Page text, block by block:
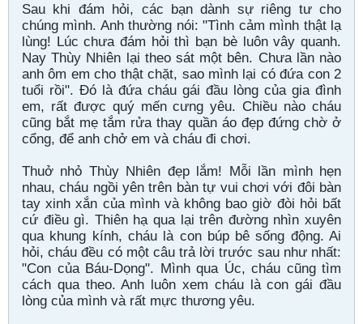
Sau khi đám hỏi, các bạn dành sự riêng tư cho
chúng mình. Anh thường nói: "Tình cảm mình thật lạ
lùng! Lúc chưa đám hỏi thì bạn bè luôn vây quanh.
Nay Thùy Nhiên lại theo sát một bên. Chưa lần nào
anh ôm em cho thật chặt, sao mình lại có đứa con 2
tuổi rồi". Đó là đứa cháu gái đầu lòng của gia đình
em, rất được quý mến cưng yêu. Chiều nào cháu
cũng bắt mẹ tắm rửa thay quần áo đẹp đứng chờ ở
cổng, để anh chở em và cháu đi chơi.
Thuở nhỏ Thùy Nhiên đẹp lắm! Mỗi lần mình hẹn
nhau, cháu ngồi yên trên bàn tự vui chơi với đôi bàn
tay xinh xắn của mình và không bao giờ đòi hỏi bất
cứ điều gì. Thiên hạ qua lại trên đường nhìn xuyên
qua khung kính, cháu là con búp bê sống động. Ai
hỏi, cháu đều có một câu trả lời trước sau như nhất:
"Con của Báu-Dọng". Mình qua Úc, cháu cũng tìm
cách qua theo. Anh luôn xem cháu là con gái đầu
lòng của mình và rất mực thương yêu.